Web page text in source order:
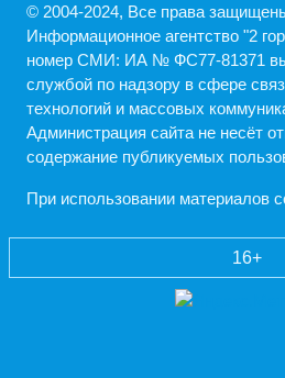
© 2004-2024, Все права
Информационное агентство "2
номер СМИ: ИА № ФС77-81371
службой по надзору в сфере
технологий и массовых
Администрация cайта не несёт
содержание публикуемых
При использовании материалов
16+